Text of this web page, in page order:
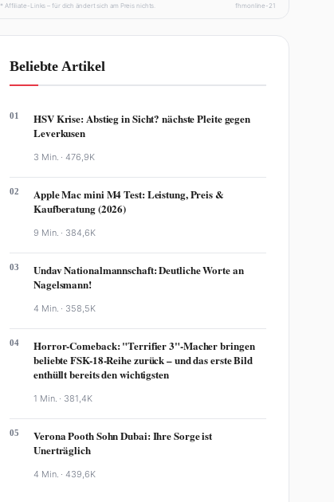
* Affiliate-Links – für dich ändert sich am Preis nichts. fhmonline-21
Beliebte Artikel
01
HSV Krise: Abstieg in Sicht? nächste Pleite gegen
Leverkusen
3 Min. ·476,9K
02
Apple Mac mini M4 Test: Leistung, Preis &
Kaufberatung (2026)
9 Min. · 384,6K
03
Undav Nationalmannschaft: Deutliche Worte an
Nagelsmann!
4 Min. · 358,5K
04
Horror-Comeback: "Terrifier 3"-Macher bringen
beliebte FSK-18-Reihe zurück – und das erste Bild
enthüllt bereits den wichtigsten
1 Min. · 381,4K
05
Verona Pooth Sohn Dubai: Ihre Sorge ist
Unerträglich
4 Min. ·439,6K